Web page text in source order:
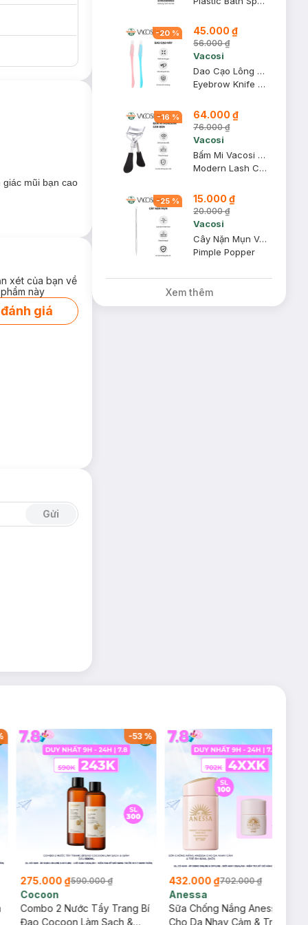
makeup, lên
sử dụng
mũi bạn cao
xét của bạn về
này
giá
Gửi
-20 % 45.000 ₫
56.000 ₫
Vacosi
Dao Cạo Lông Mày Vacosi DC06 (2 Cây)
Eyebrow Knife DC06
-16 % 64.000 ₫
76.000 ₫
Vacosi
Bấm Mi Vacosi Modern Lash Curler Cán Đen BM03
Modern Lash Curler
-25 % 15.000 ₫
20.000 ₫
Vacosi
Cây Nặn Mụn Vacosi 2 Đầu NM01
Pimple Popper
Xem thêm
-53%
275.000 ₫590.000 ₫
Cocoon
Combo 2 Nước Tẩy Trang Bí
Đao Cocoon Làm Sạch &
432.000 ₫702.000 ₫
Anessa
Sữa Chống Nắng Anessa
Cho Da Nhạy Cảm & Trẻ Em